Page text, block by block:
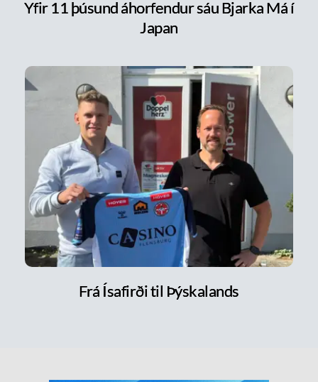
Yfir 11 þúsund áhorfendur sáu Bjarka Má í
Japan
Frá Ísafirði til Þýskalands